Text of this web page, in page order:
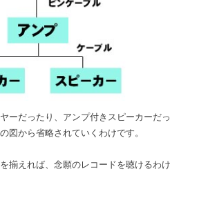
ーだったり、アンプ付きスピーカーだっ
図から省略されていくわけです。
揃えれば、念願のレコードを聴けるわけ